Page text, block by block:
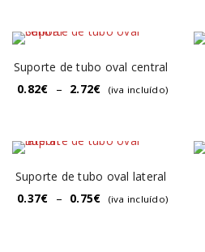
Suporte de tubo oval central
0.82€ – 2.72€ (iva incluído)
Suporte de tubo oval lateral
0.37€ – 0.75€ (iva incluído)